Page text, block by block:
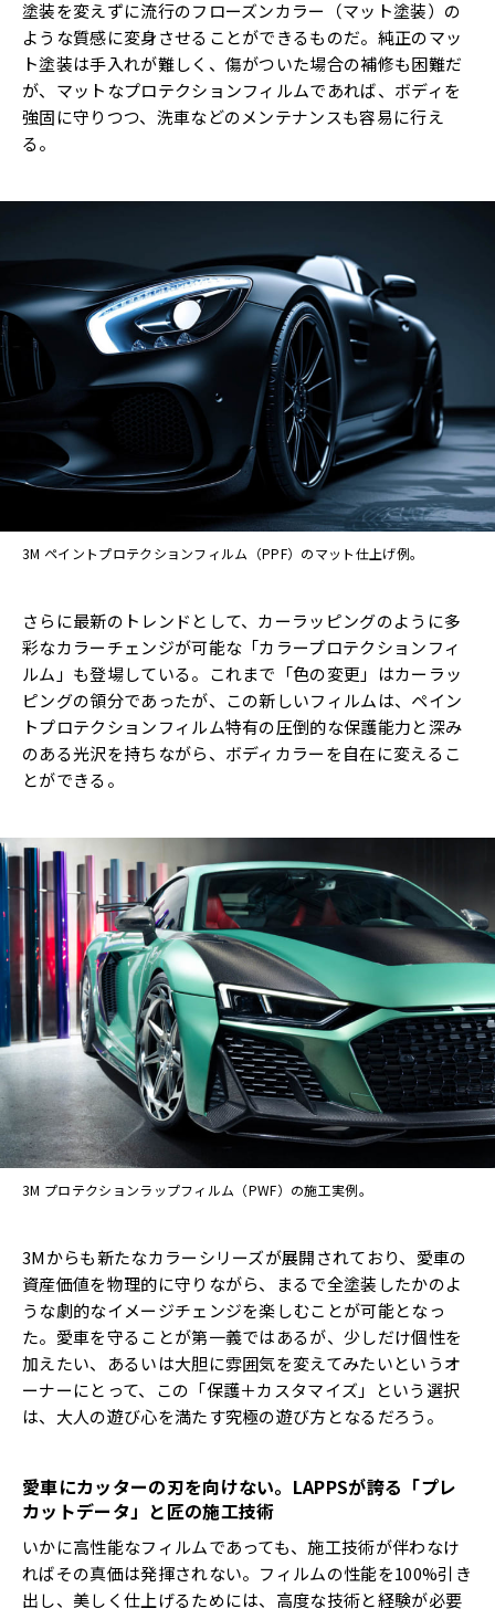
塗装を変えずに流行のフローズンカラー（マット塗装）の
ような質感に変身させることができるものだ。純正のマッ
ト塗装は手入れが難しく、傷がついた場合の補修も困難だ
が、マットなプロテクションフィルムであれば、ボディを
強固に守りつつ、洗車などのメンテナンスも容易に行え
る。
3M ペイントプロテクションフィルム（PPF）のマット仕上げ例。
さらに最新のトレンドとして、カーラッピングのように多
彩なカラーチェンジが可能な「カラープロテクションフィ
ルム」も登場している。これまで「色の変更」はカーラッ
ピングの領分であったが、この新しいフィルムは、ペイン
トプロテクションフィルム特有の圧倒的な保護能力と深み
のある光沢を持ちながら、ボディカラーを自在に変えるこ
とができる。
3M プロテクションラップフィルム（PWF）の施工実例。
3Mからも新たなカラーシリーズが展開されており、愛車の
資産価値を物理的に守りながら、まるで全塗装したかのよ
うな劇的なイメージチェンジを楽しむことが可能となっ
た。愛車を守ることが第一義ではあるが、少しだけ個性を
加えたい、あるいは大胆に雰囲気を変えてみたいというオ
ーナーにとって、この「保護＋カスタマイズ」という選択
は、大人の遊び心を満たす究極の遊び方となるだろう。
愛車にカッターの刃を向けない。 LAPPSが誇る「プレ
カットデータ」と匠の施工技術
いかに高性能なフィルムであっても、施工技術が伴わなけ
ればその真価は発揮されない。フィルムの性能を100%引き
出し、美しく仕上げるためには、高度な技術と経験が必要